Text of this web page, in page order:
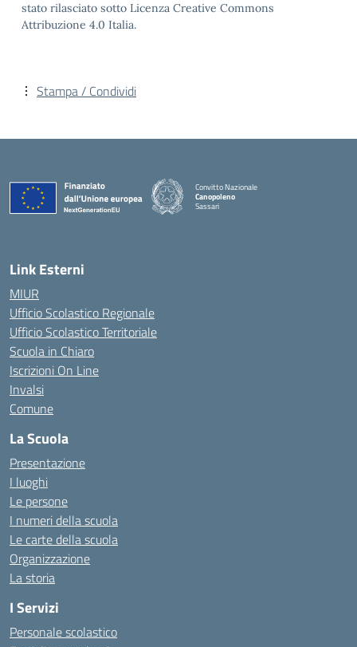
stato rilasciato sotto Licenza Creative Commons
Attribuzione 4.0 Italia.
Stampa / Condividi
Convitto Nazionale
Canopoleno
Sassari
Link Esterni
MIUR
Ufficio Scolastico Regionale
Ufficio Scolastico Territoriale
Scuola in Chiaro
Iscrizioni On Line
Invalsi
Comune
La Scuola
Presentazione
I luoghi
Le persone
I numeri della scuola
Le carte della scuola
Organizzazione
La storia
I Servizi
Personale scolastico